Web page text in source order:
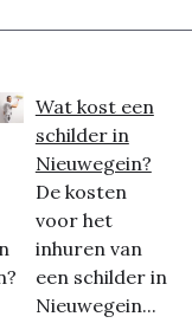
Wat kost een
schilder in
Nieuwegein?
De kosten
voor het
inhuren van
een schilder in
Nieuwegein...